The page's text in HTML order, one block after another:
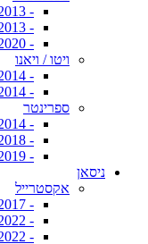
- 2006-2013 (W221)
- 2006-2013 Long (V221)
- 2020+ Long (V223)
ויטו / ויאנו
- 2003-2014
- 2014+ (W447)
ספרינטר
- 2006-2014
- 2014-2018
- 2019+ (W907)
ניסאן
אקסטרייל
- 2014-2017
- 2017-2022
- 2022+